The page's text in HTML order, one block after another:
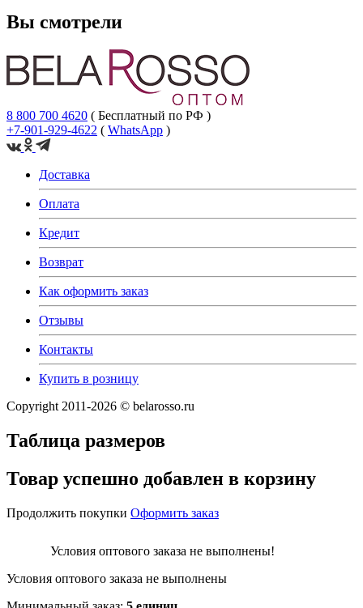
Вы смотрели
8 800 700 4620 ( Бесплатный по РФ )
+7-901-929-4622 ( WhatsApp )
Доставка
Оплата
Кредит
Возврат
Как оформить заказ
Отзывы
Контакты
Купить в розницу
Copyright 2011-2026 © belarosso.ru
Таблица размеров
Товар успешно добавлен в корзину
Продолжить покупки Оформить заказ
Условия оптового заказа не выполнены!
Условия оптового заказа не выполнены